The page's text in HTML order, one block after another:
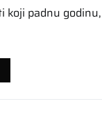
koji padnu